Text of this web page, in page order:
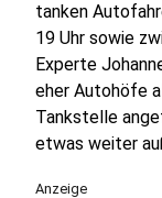
tanken
19 Uhr sowie
Experte
eher Autohöfe
Tankstelle
etwas weiter
Anzeige